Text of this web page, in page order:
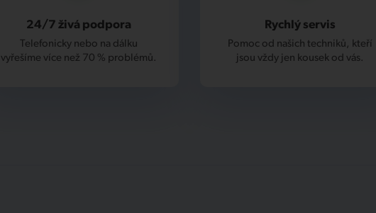
24/7 živá podpora
Telefonicky nebo na dálku
vyřešíme více než 70 % problémů.
Rychlý servis
Pomoc od našich techniků, kteří
jsou vždy jen kousek od vás.